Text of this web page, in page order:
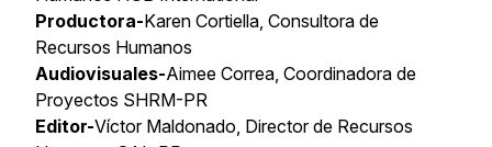
Productora-Karen Cortiella, Consultora de
Recursos Humanos
Audiovisuales-Aimee Correa, Coordinadora de
Proyectos SHRM-PR
Editor-Víctor Maldonado, Director de Recursos